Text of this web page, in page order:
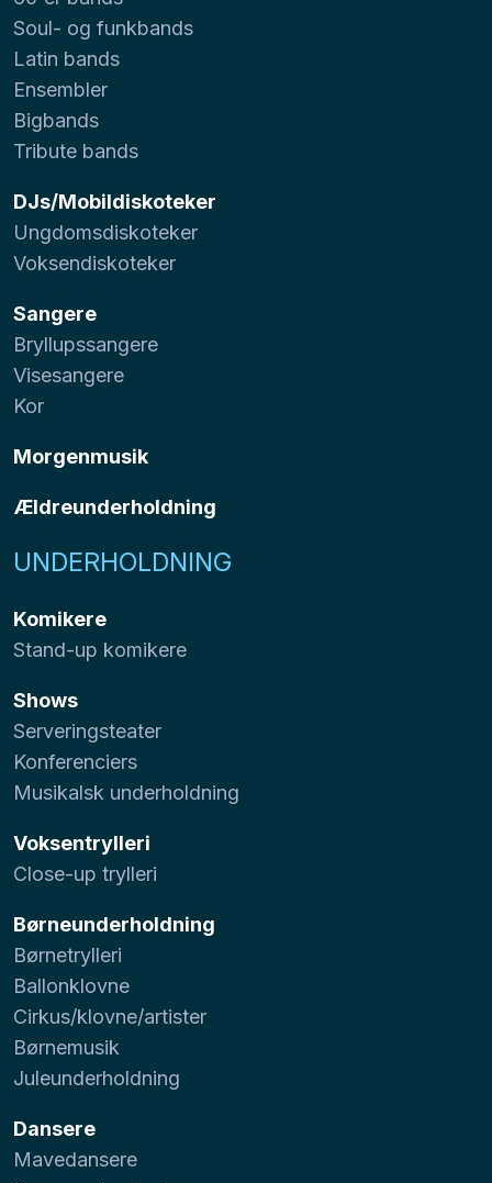
Soul- og funkbands
Latin bands
Ensembler
Bigbands
Tribute bands
DJs/Mobildiskoteker
Ungdomsdiskoteker
Voksendiskoteker
Sangere
Bryllupssangere
Visesangere
Kor
Morgenmusik
Ældreunderholdning
UNDERHOLDNING
Komikere
Stand-up komikere
Shows
Serveringsteater
Konferenciers
Musikalsk underholdning
Voksentrylleri
Close-up trylleri
Børneunderholdning
Børnetrylleri
Ballonklovne
Cirkus/klovne/artister
Børnemusik
Juleunderholdning
Dansere
Mavedansere